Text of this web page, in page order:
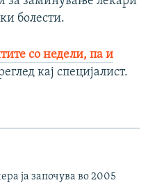
болести.
со недели, па и
кај специјалист.
ја започува во 2005